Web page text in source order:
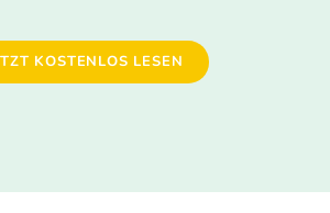
KOSTENLOS LESEN